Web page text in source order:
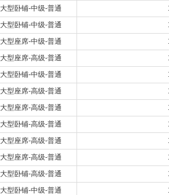
大型卧铺-中级-普通
大型卧铺-中级-普通
大型座席-中级-普通
大型座席-高级-普通
大型卧铺-中级-普通
大型座席-高级-普通
大型座席-高级-普通
大型卧铺-高级-普通
大型座席-高级-普通
大型座席-高级-普通
大型卧铺-高级-普通
大型卧铺-中级-普通